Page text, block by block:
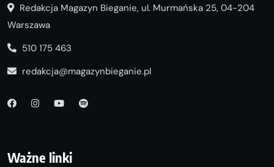
Redakcja Magazyn Bieganie, ul. Murmańska 25, 04-204
Warszawa
510 175 463
redakcja@magazynbieganie.pl
Ważne linki